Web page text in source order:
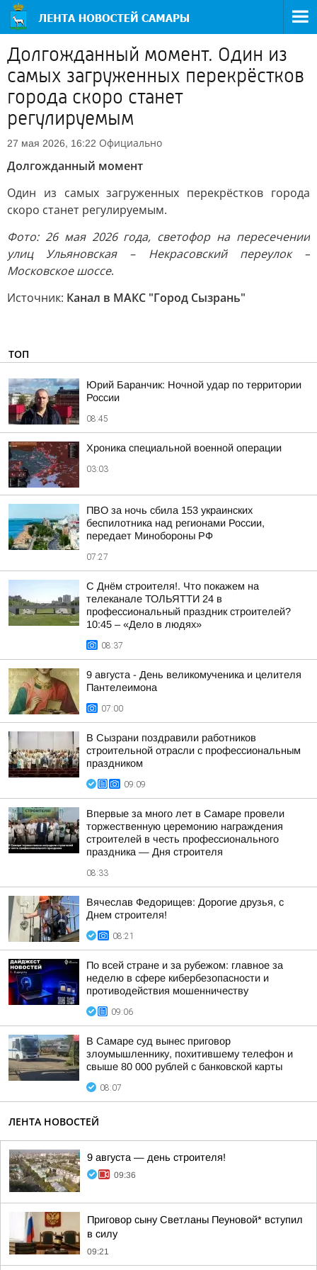
Долгожданный момент. Один из
самых загруженных перекрёстков
города скоро станет
регулируемым
27 мая 2026, 16:22 Официально
Долгожданный момент
Один из самых загруженных перекрёстков города
скоро станет регулируемым.
Фото: 26 мая 2026 года, светофор на пересечении
улиц Ульяновская – Некрасовский переулок –
Московское шоссе.
Источник: Канал в МАКС "Город Сызрань"
ТОП
Юрий Баранчик: Ночной удар по территории
России
08:45
Хроника специальной военной операции
03:03
ПВО за ночь сбила 153 украинских
беспилотника над регионами России,
передает Минобороны РФ
07:27
С Днём строителя!. Что покажем на
телеканале ТОЛЬЯТТИ 24 в
профессиональный праздник строителей?
10:45 – «Дело в людях»
08:37
9 августа - День великомученика и целителя
Пантелеимона
07:00
В Сызрани поздравили работников
строительной отрасли с профессиональным
праздником
09:09
Впервые за много лет в Самаре провели
торжественную церемонию награждения
строителей в честь профессионального
праздника — Дня строителя
08:33
Вячеслав Федорищев: Дорогие друзья, с
Днем строителя!
08:21
По всей стране и за рубежом: главное за
неделю в сфере кибербезопасности и
противодействия мошенничеству
09:06
В Самаре суд вынес приговор
злоумышленнику, похитившему телефон и
свыше 80 000 рублей с банковской карты
08:07
ЛЕНТА НОВОСТЕЙ
9 августа — день строителя!
09:36
Приговор сыну Светланы Пеуновой* вступил
в силу
09:21